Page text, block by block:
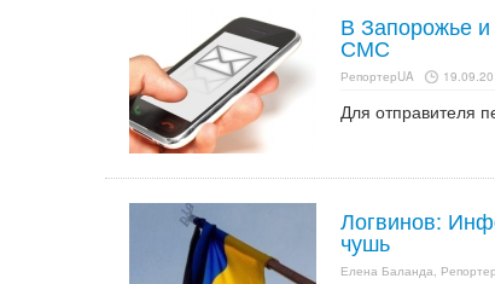
В Запорожье
СМС
РепортерUA
Для отправителя
Логвинов:
чушь
Елена Баланда,